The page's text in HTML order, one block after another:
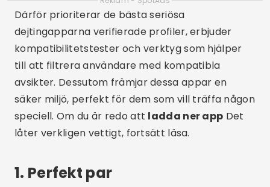
1. Perfekt par
Par Perfeito är en av de mest populära
dejtingapparna. Med över 30 miljoner användare
gör den det möjligt för singlar att hitta partners
baserat på gemensamma intressen och
kompatibilitet. Plattformen är säker, intuitiv och
tillgänglig förgratis nedladdning.
Dessutom erbjuder appen avancerade filter som
hjälper dig att hitta personer som verkligen